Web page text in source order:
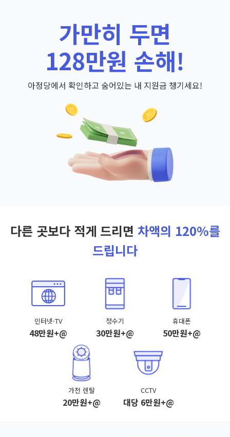
가만히 두면
128만원 손해!
아정당에서 확인하고 숨어있는 내 지원금 챙기세요!
다른 곳보다 적게 드리면 차액의 120%를
드립니다
인터넷·TV
48만원+@
정수기
30만원+@
휴대폰
50만원+@
가전 렌탈
20만원+@
CCTV
대당 6만원+@